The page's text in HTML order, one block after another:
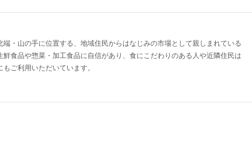
・山の手に位置する、地域住民からはなじみの市場として親しまれている
食品や惣菜・加工食品に自信があり、食にこだわりのある人や近隣住民は
ご利用いただいています。